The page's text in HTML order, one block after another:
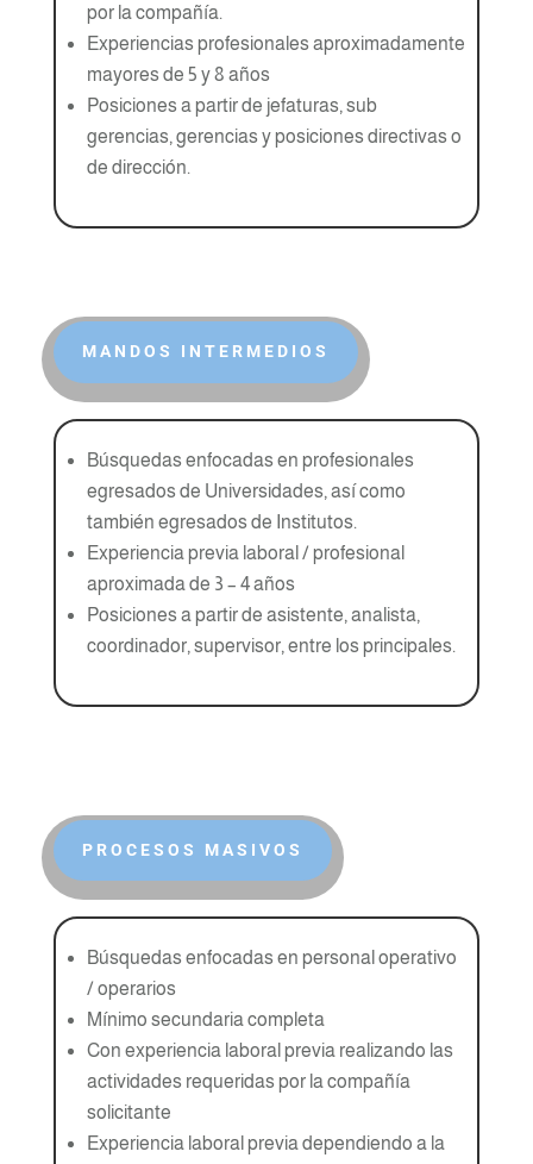
por la compañía.
Experiencias profesionales aproximadamente
mayores de 5 y 8 años
Posiciones a partir de jefaturas, sub
gerencias, gerencias y posiciones directivas o
de dirección.
MANDOS INTERMEDIOS
Búsquedas enfocadas en profesionales
egresados de Universidades, así como
también egresados de Institutos.
Experiencia previa laboral / profesional
aproximada de 3 – 4 años
Posiciones a partir de asistente, analista,
coordinador, supervisor, entre los principales.
PROCESOS MASIVOS
Búsquedas enfocadas en personal operativo
/ operarios
Mínimo secundaria completa
Con experiencia laboral previa realizando las
actividades requeridas por la compañía
solicitante
Experiencia laboral previa dependiendo a la